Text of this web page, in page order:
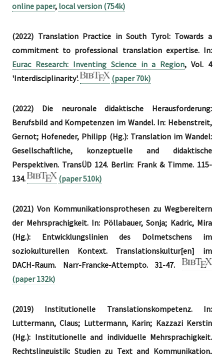
online paper, local version (754k)
(2022) Translation Practice in South Tyrol: Towards a
commitment to professional translation expertise. In:
Eurac Research: Inventing Science in a Region, Vol. 4
'Interdisciplinarity'.
(paper 70k)
(2022) Die neuronale didaktische Herausforderung:
Berufsbild and Kompetenzen im Wandel. In: Hebenstreit,
Gernot; Hofeneder, Philipp (Hg.): Translation im Wandel:
Gesellschaftliche, konzeptuelle and didaktische
Perspektiven. TransÜD 124. Berlin: Frank & Timme. 115-
134.
(paper 510k)
(2021) Von Kommunikationsprothesen zu Wegbereitern
der Mehrsprachigkeit. In: Pöllabauer, Sonja; Kadric, Mira
(Hg.): Entwicklungslinien des Dolmetschens im
soziokulturellen Kontext. Translationskultur[en] im
DACH-Raum. Narr-Francke-Attempto. 31-47.
(paper 132k)
(2019) Institutionelle Translationskompetenz. In:
Luttermann, Claus; Luttermann, Karin; Kazzazi Kerstin
(Hg.): Institutionelle and individuelle Mehrsprachigkeit.
Rechtslinguistik: Studien zu Text and Kommunikation,